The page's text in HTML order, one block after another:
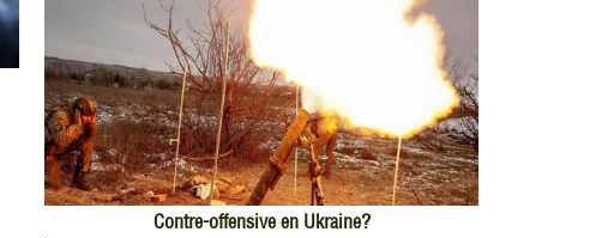
Contre-offensive en Ukraine?